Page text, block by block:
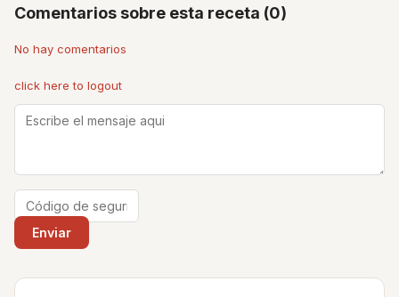
Comentarios sobre esta receta (0)
No hay comentarios
click here to logout